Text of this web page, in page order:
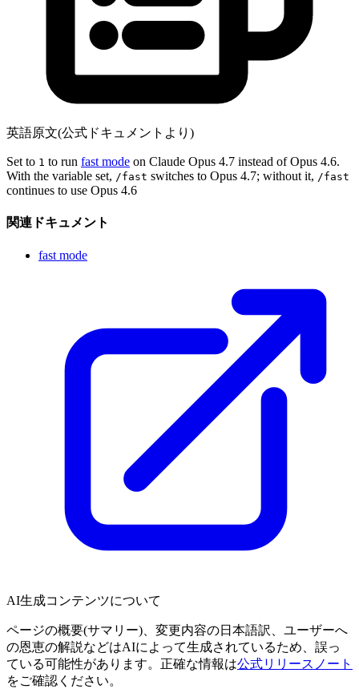
英語原文(公式ドキュメントより)
Set to 1 to run fast mode on Claude Opus 4.7 instead of Opus 4.6.
With the variable set, /fast switches to Opus 4.7; without it, /fast
continues to use Opus 4.6
関連ドキュメント
fast mode
AI生成コンテンツについて
ページの概要(サマリー)、変更内容の日本語訳、ユーザーへ
の恩恵の解説などはAIによって生成されているため、誤っ
ている可能性があります。正確な情報は公式リリースノート
をご確認ください。